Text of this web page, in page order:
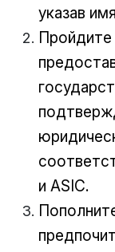
указав
и ASIC.